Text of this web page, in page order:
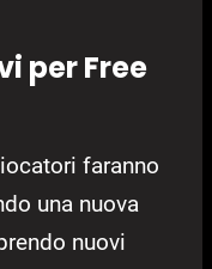
per Free
faranno
una nuova
nuovi